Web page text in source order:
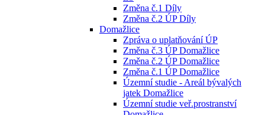
Změna č.1 Díly
Změna č.2 ÚP Díly
Domažlice
Zpráva o uplatňování ÚP
Změna č.3 ÚP Domažlice
Změna č.2 ÚP Domažlice
Změna č.1 ÚP Domažlice
Územní studie - Areál bývalých
jatek Domažlice
Územní studie veř.prostranství